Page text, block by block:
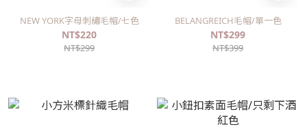
NEW YORK字母刺繡毛帽/七色
NT$220
NT$299
BELANGREICH毛帽/單一色
NT$299
NT$399